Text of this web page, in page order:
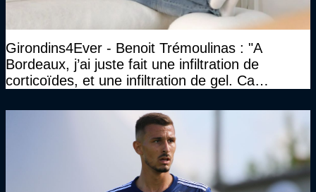
Girondins4Ever - Benoit Trémoulinas : "A
Bordeaux, j’ai juste fait une infiltration de
corticoïdes, et une infiltration de gel. Ca